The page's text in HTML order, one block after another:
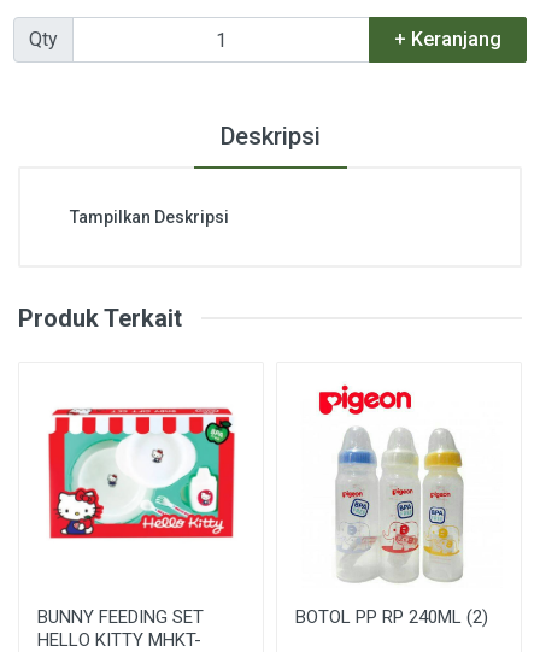
Qty + Keranjang
Deskripsi
Tampilkan Deskripsi
Produk Terkait
BUNNY FEEDING SET
HELLO KITTY MHKT-
BOTOL PP RP 240ML (2)